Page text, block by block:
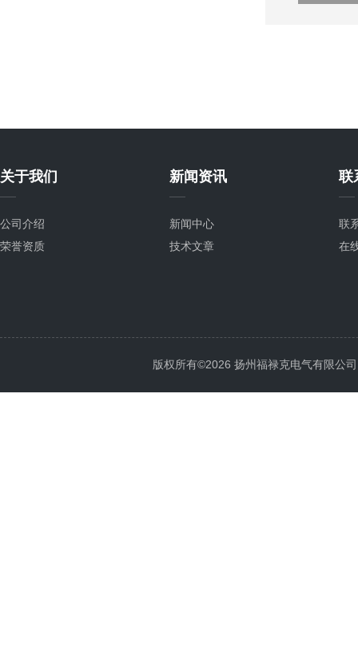
关于我们
公司介绍
荣誉资质
新闻资讯
新闻中心
技术文章
联
联
在
版权所有©2026 扬州福禄克电气有限公